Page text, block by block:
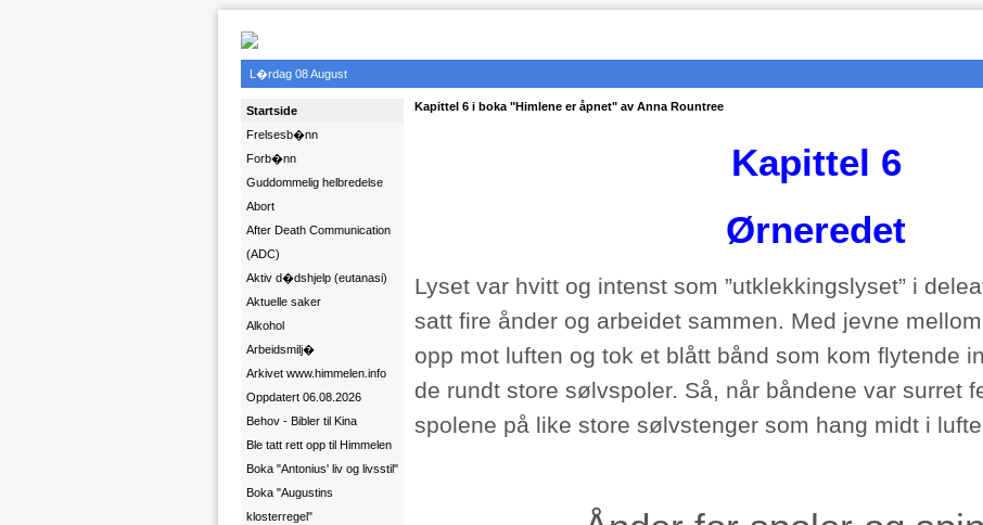
L�rdag 08 August
Startside
Frelsesb�nn
Forb�nn
Guddommelig helbredelse
Abort
After Death Communication
(ADC)
Aktiv d�dshjelp (eutanasi)
Aktuelle saker
Alkohol
Arbeidsmilj�
Arkivet www.himmelen.info
Oppdatert 06.08.2026
Behov - Bibler til Kina
Ble tatt rett opp til Himmelen
Boka "Antonius' liv og livsstil"
Boka "Augustins
klosterregel"
Kapittel 6 i boka "Himlene er åpnet" av Anna Rountree
Kapittel 6
Ørneredet
Lyset var hvitt og intenst som ”utklekkingslyset” i
satt fire ånder og arbeidet sammen. Med jevne
opp mot luften og tok et blått bånd som kom flytende
de rundt store sølvspoler. Så, når båndene var surret
spolene på like store sølvstenger som hang midt i